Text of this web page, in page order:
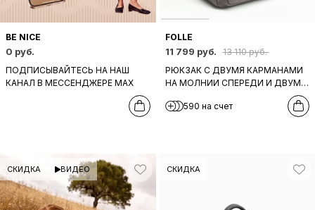
BE NICE
0 руб.
ПОДПИСЫВАЙТЕСЬ НА НАШ
КАНАЛ В МЕССЕНДЖЕРЕ МАХ
FOLLE
11 799 руб.
13 110 руб.
РЮКЗАК С ДВУМЯ КАРМАНАМИ
НА МОЛНИИ СПЕРЕДИ И ДВУМЯ
НАТУРАЛЬНОЙ КОЖИ СЕРОГО
590 на счет
СКИДКА ВИДЕО СКИДКА